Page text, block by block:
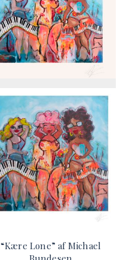
may
be
chosen
on
the
“Kære Lone” af Michael